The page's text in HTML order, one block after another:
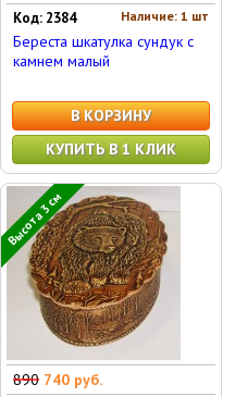
Наличие: 1 шт
Код: 2384
Береста шкатулка сундук с
камнем малый
В КОРЗИНУ
КУПИТЬ В 1 КЛИК
Высота 3 см
890 740 руб.